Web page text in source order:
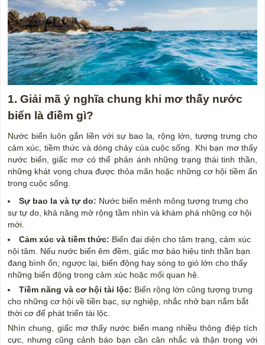
1. Giải mã ý nghĩa chung khi mơ thấy nước
biển là điềm gì?
Nước biển luôn gắn liền với sự bao la, rộng lớn, tượng trưng cho
cảm xúc, tiềm thức và dòng chảy của cuộc sống. Khi bạn mơ thấy
nước biển, giấc mơ có thể phản ánh những trạng thái tinh thần,
những khát vọng chưa được thỏa mãn hoặc những cơ hội tiềm ẩn
trong cuộc sống.
Sự bao la và tự do: Nước biển mênh mông tượng trưng cho
sự tự do, khả năng mở rộng tầm nhìn và khám phá những cơ hội
mới.
Cảm xúc và tiềm thức: Biển đại diện cho tâm trạng, cảm xúc
nội tâm. Nếu nước biển êm đềm, giấc mơ báo hiệu tinh thần bạn
đang bình ổn; ngược lại, biển động hay sóng to gió lớn cho thấy
những biến động trong cảm xúc hoặc mối quan hệ.
Tiềm năng và cơ hội tài lộc: Biển rộng lớn cũng tượng trưng
cho những cơ hội về tiền bạc, sự nghiệp, nhắc nhở bạn nắm bắt
thời cơ để phát triển tài lộc.
Nhìn chung, giấc mơ thấy nước biển mang nhiều thông điệp tích
cực, nhưng cũng cảnh báo bạn cần cân nhắc và thận trọng với